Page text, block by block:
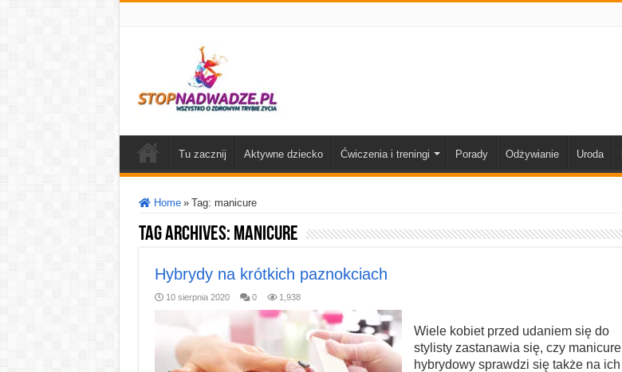
Tu zacznij Aktywne dziecko Ćwiczenia i treningi Porady Odżywianie Uroda
Home » Tag: manicure
Tag Archives: manicure
Hybrydy na krótkich paznokciach
10 sierpnia 2020 0 1,938
Wiele kobiet przed udaniem się do
stylisty zastanawia się, czy manicure
hybrydowy sprawdzi się także na ich